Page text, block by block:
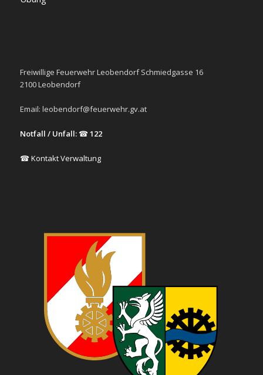
Freiwillige Feuerwehr Leobendorf Schmiedgasse 16
2100 Leobendorf
Email: leobendorf@feuerwehr.gv.at
Notfall / Unfall:☎122
☎ Kontakt Verwaltung